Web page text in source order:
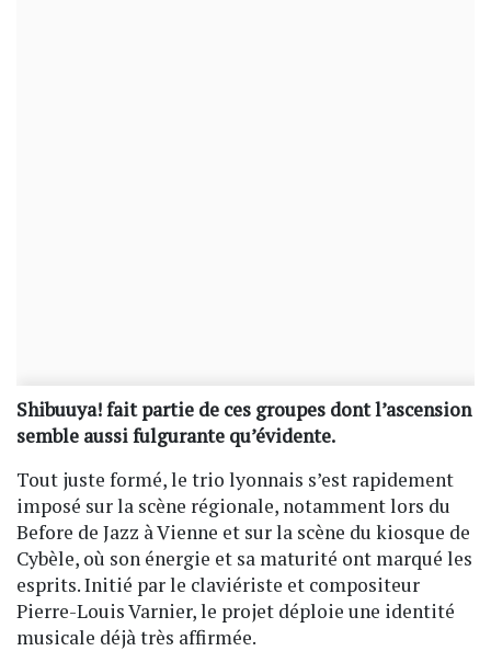
Shibuuya! fait partie de ces groupes dont l’ascension
semble aussi fulgurante qu’évidente.
Tout juste formé, le trio lyonnais s’est rapidement
imposé sur la scène régionale, notamment lors du
Before de Jazz à Vienne et sur la scène du kiosque de
Cybèle, où son énergie et sa maturité ont marqué les
esprits. Initié par le claviériste et compositeur
Pierre-Louis Varnier, le projet déploie une identité
musicale déjà très affirmée.